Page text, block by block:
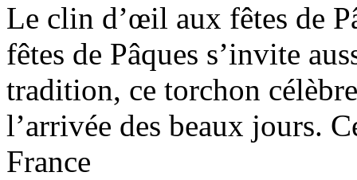
Le clin d’œil aux fêtes de
fêtes de Pâques s’invite
tradition, ce torchon
l’arrivée des beaux jours.
France